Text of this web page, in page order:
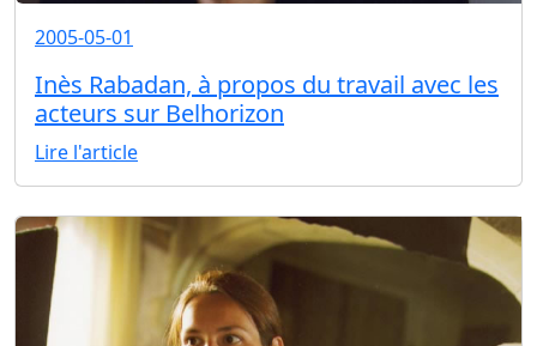
2005-05-01
Inès Rabadan, à propos du travail avec les
acteurs sur Belhorizon
Lire l'article